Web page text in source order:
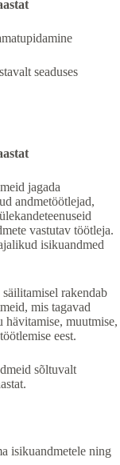
seaduses
jagada
andmetöötlejad,
vastutav töötleja.
isikuandmed
rakendab
mis tagavad
hävitamise, muutmise,
eest.
sõltuvalt
isikuandmetele ning